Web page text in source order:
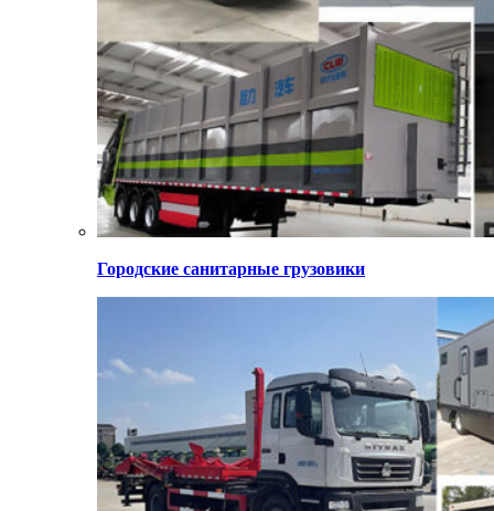
Городские санитарные грузовики